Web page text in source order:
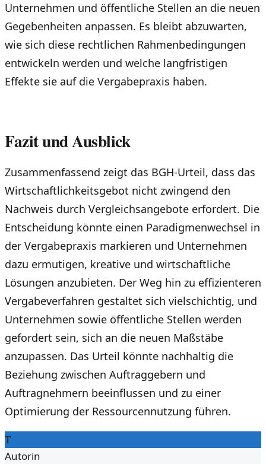
Unternehmen und öffentliche Stellen an die neuen
Gegebenheiten anpassen. Es bleibt abzuwarten,
wie sich diese rechtlichen Rahmenbedingungen
entwickeln werden und welche langfristigen
Effekte sie auf die Vergabepraxis haben.
Fazit und Ausblick
Zusammenfassend zeigt das BGH-Urteil, dass das
Wirtschaftlichkeitsgebot nicht zwingend den
Nachweis durch Vergleichsangebote erfordert. Die
Entscheidung könnte einen Paradigmenwechsel in
der Vergabepraxis markieren und Unternehmen
dazu ermutigen, kreative und wirtschaftliche
Lösungen anzubieten. Der Weg hin zu effizienteren
Vergabeverfahren gestaltet sich vielschichtig, und
Unternehmen sowie öffentliche Stellen werden
gefordert sein, sich an die neuen Maßstäbe
anzupassen. Das Urteil könnte nachhaltig die
Beziehung zwischen Auftraggebern und
Auftragnehmern beeinflussen und zu einer
Optimierung der Ressourcennutzung führen.
T
Autorin